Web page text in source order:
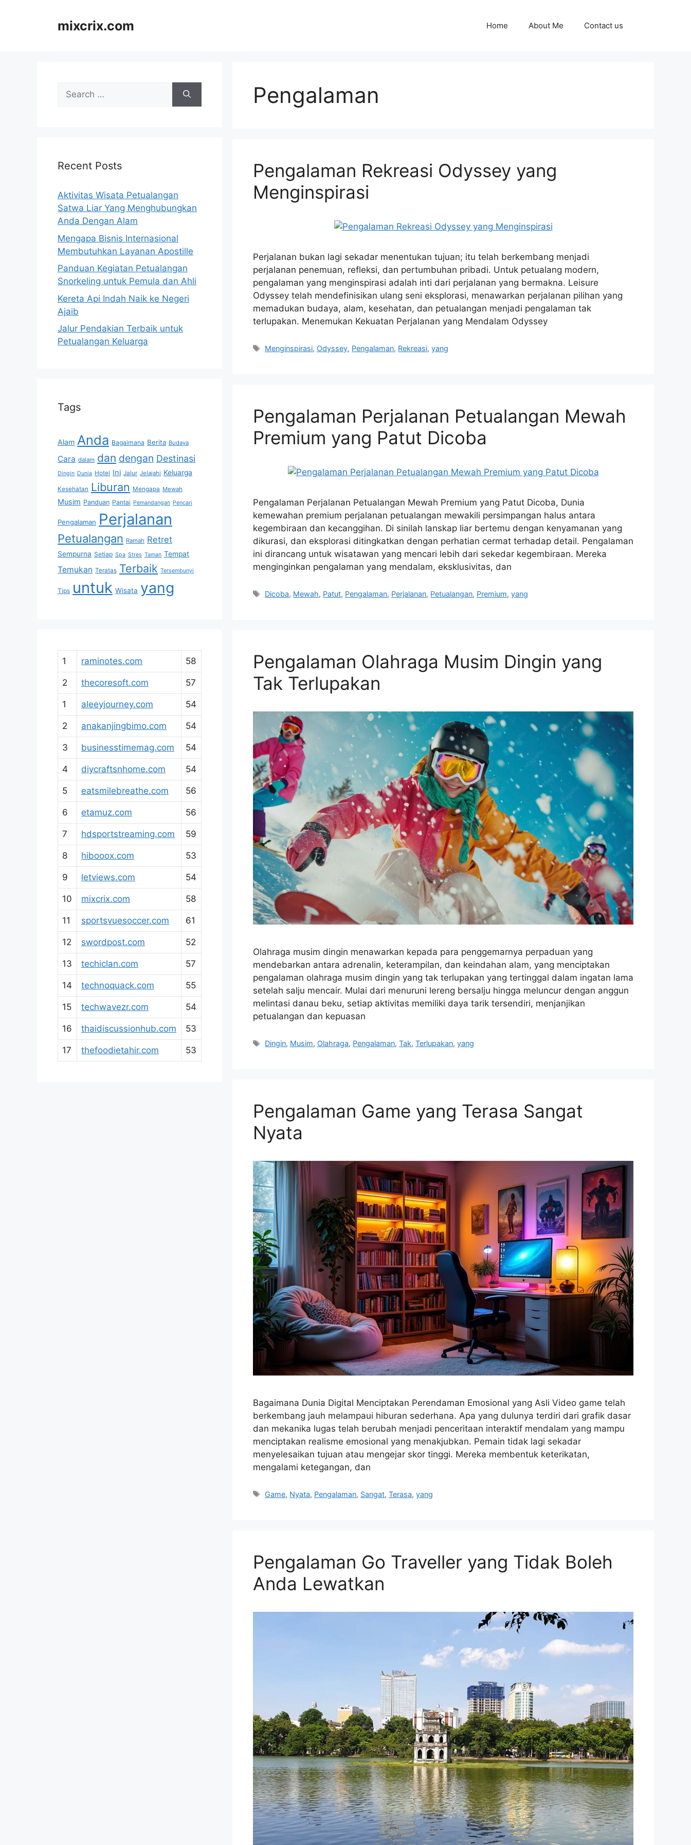
mixcrix.com Home About Me Contact us
Pengalaman
Pengalaman Rekreasi Odyssey yang
Menginspirasi
Perjalanan bukan lagi sekadar menentukan tujuan; itu telah berkembang menjadi
perjalanan penemuan, refleksi, dan pertumbuhan pribadi. Untuk petualang modern,
pengalaman yang menginspirasi adalah inti dari perjalanan yang bermakna. Leisure
Odyssey telah mendefinisikan ulang seni eksplorasi, menawarkan perjalanan pilihan yang
memadukan budaya, alam, kesehatan, dan petualangan menjadi pengalaman tak
terlupakan. Menemukan Kekuatan Perjalanan yang Mendalam Odyssey
Tags
Menginspirasi, Odyssey, Pengalaman, Rekreasi,yang
Pengalaman Perjalanan Petualangan Mewah
Premium yang Patut Dicoba
Pengalaman Perjalanan Petualangan Mewah Premium yang Patut Dicoba, Dunia
kemewahan premium perjalanan petualangan mewakili persimpangan halus antara
kegembiraan dan kecanggihan. Di sinilah lanskap liar bertemu dengan kenyamanan yang
dikurasi, dan eksplorasi ditingkatkan dengan perhatian cermat terhadap detail. Pengalaman
ini dirancang untuk wisatawan yang mencari lebih dari sekedar kegembiraan. Mereka
menginginkan pengalaman yang mendalam, eksklusivitas, dan
Tags
Dicoba, Mewah, Patut, Pengalaman, Perjalanan, Petualangan, Premium,yang
Pengalaman Olahraga Musim Dingin yang
Tak Terlupakan
Olahraga musim dingin menawarkan kepada para penggemarnya perpaduan yang
mendebarkan antara adrenalin, keterampilan, dan keindahan alam, yang menciptakan
pengalaman olahraga musim dingin yang tak terlupakan yang tertinggal dalam ingatan lama
setelah salju mencair. Mulai dari menuruni lereng bersalju hingga meluncur dengan anggun
melintasi danau beku, setiap aktivitas memiliki daya tarik tersendiri, menjanjikan
petualangan dan kepuasan
Tags
Dingin, Musim, Olahraga, Pengalaman,Tak,Terlupakan,yang
Pengalaman Game yang Terasa Sangat
Nyata
Bagaimana Dunia Digital Menciptakan Perendaman Emosional yang Asli Video game telah
berkembang jauh melampaui hiburan sederhana. Apa yang dulunya terdiri dari grafik dasar
dan mekanika lugas telah berubah menjadi penceritaan interaktif mendalam yang mampu
menciptakan realisme emosional yang menakjubkan. Pemain tidak lagi sekadar
menyelesaikan tujuan atau mengejar skor tinggi. Mereka membentuk keterikatan,
mengalami ketegangan, dan
Tags
Game, Nyata, Pengalaman, Sangat,Terasa,yang
Pengalaman Go Traveller yang Tidak Boleh
Anda Lewatkan
Search
for:
Recent Posts
Aktivitas Wisata Petualangan
Satwa Liar Yang Menghubungkan
Anda Dengan Alam
Mengapa Bisnis Internasional
Membutuhkan Layanan Apostille
Panduan Kegiatan Petualangan
Snorkeling untuk Pemula dan Ahli
Kereta Api Indah Naik ke Negeri
Ajaib
Jalur Pendakian Terbaik untuk
Petualangan Keluarga
Tags
Alam Anda Bagaimana Berita Budaya
Cara dalam dan dengan Destinasi
Dingin Dunia Hotel Ini Jalur Jelajahi Keluarga
Kesehatan Liburan Mengapa Mewah
Musim Panduan Pantai Pemandangan Pencari
Pengalaman Perjalanan
Petualangan Ramah Retret
Sempurna Setiap Spa Stres Taman Tempat
Temukan Teratas Terbaik Tersembunyi
Tips untuk Wisata yang
1 raminotes.com 58
2 thecoresoft.com 57
1 aleeyjourney.com 54
2 anakanjingbimo.com 54
3 businesstimemag.com 54
4 diycraftsnhome.com 54
5 eatsmilebreathe.com 56
6 etamuz.com 56
7 hdsportstreaming.com 59
8 hibooox.com 53
9 letviews.com 54
10 mixcrix.com 58
11 sportsvuesoccer.com 61
12 swordpost.com 52
13 techiclan.com 57
14 technoquack.com 55
15 techwavezr.com 54
16 thaidiscussionhub.com 53
17 thefoodietahir.com 53